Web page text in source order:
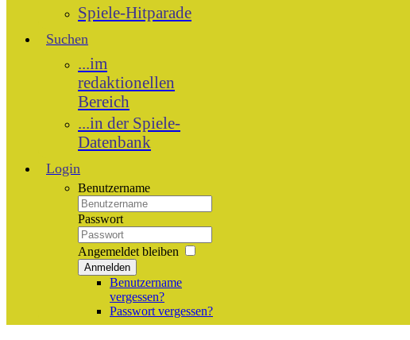
Spiele-Hitparade
Suchen
...im
redaktionellen
Bereich
...in der Spiele-
Datenbank
Login
Benutzername
Passwort
Angemeldet bleiben
Anmelden
Benutzername
vergessen?
Passwort vergessen?